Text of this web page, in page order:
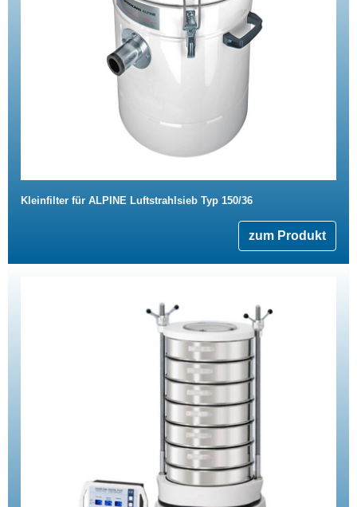
Kleinfilter für ALPINE Luftstrahlsieb Typ 150/36
zum Produkt